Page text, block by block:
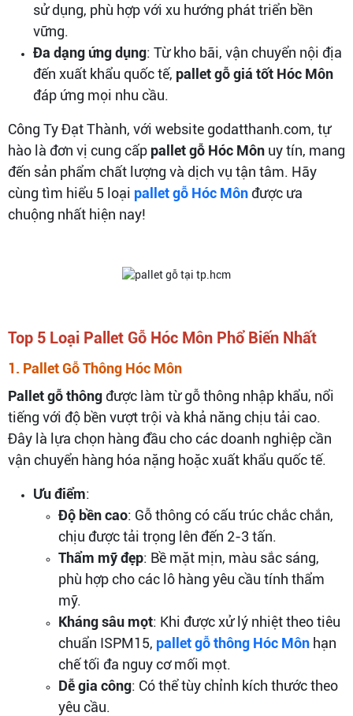
sử dụng, phù hợp với xu hướng phát triển bền
vững.
Đa dạng ứng dụng: Từ kho bãi, vận chuyển nội địa
đến xuất khẩu quốc tế, pallet gỗ giá tốt Hóc Môn
đáp ứng mọi nhu cầu.
Công Ty Đạt Thành, với website godatthanh.com, tự
hào là đơn vị cung cấp pallet gỗ Hóc Môn uy tín, mang
đến sản phẩm chất lượng và dịch vụ tận tâm. Hãy
cùng tìm hiểu 5 loại pallet gỗ Hóc Mônđược ưa
chuộng nhất hiện nay!
Top 5 Loại Pallet Gỗ Hóc Môn Phổ Biến Nhất
1. Pallet Gỗ Thông Hóc Môn
Pallet gỗ thôngđược làm từ gỗ thông nhập khẩu, nổi
tiếng với độ bền vượt trội và khả năng chịu tải cao.
Đây là lựa chọn hàng đầu cho các doanh nghiệp cần
vận chuyển hàng hóa nặng hoặc xuất khẩu quốc tế.
Ưu điểm:
Độ bền cao: Gỗ thông có cấu trúc chắc chắn,
chịu được tải trọng lên đến 2-3 tấn.
Thẩm mỹ đẹp: Bề mặt mịn, màu sắc sáng,
phù hợp cho các lô hàng yêu cầu tính thẩm
mỹ.
Kháng sâu mọt: Khi được xử lý nhiệt theo tiêu
chuẩn ISPM15, pallet gỗ thông Hóc Môn hạn
chế tối đa nguy cơ mối mọt.
Dễ gia công: Có thể tùy chỉnh kích thước theo
yêu cầu.